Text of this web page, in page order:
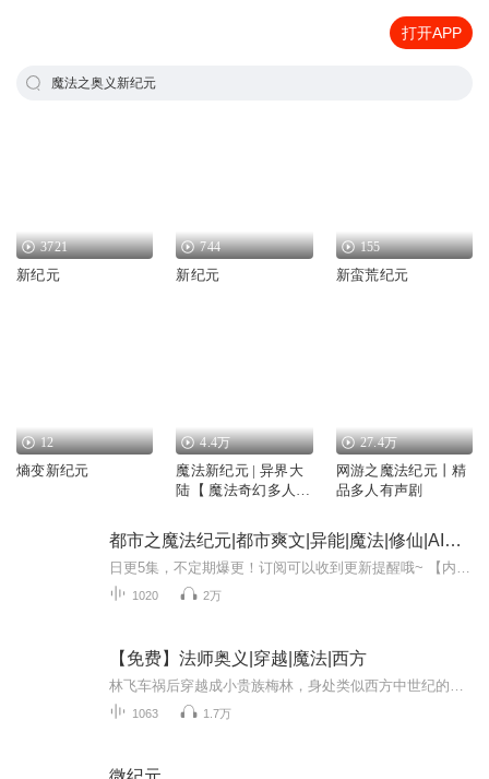
打开APP
魔法之奥义新纪元
3721
新纪元
744
新纪元
155
新蛮荒纪元
12
熵变新纪元
4.4万
魔法新纪元 | 异界大
陆【 魔法奇幻多人有
27.4万
网游之魔法纪元丨精
品多人有声剧
都市之魔法纪元|都市爽文|异能|魔法|修仙|AI电子书
1020 2万
【免费】法师奥义|穿越|魔法|西方
1063 1.7万